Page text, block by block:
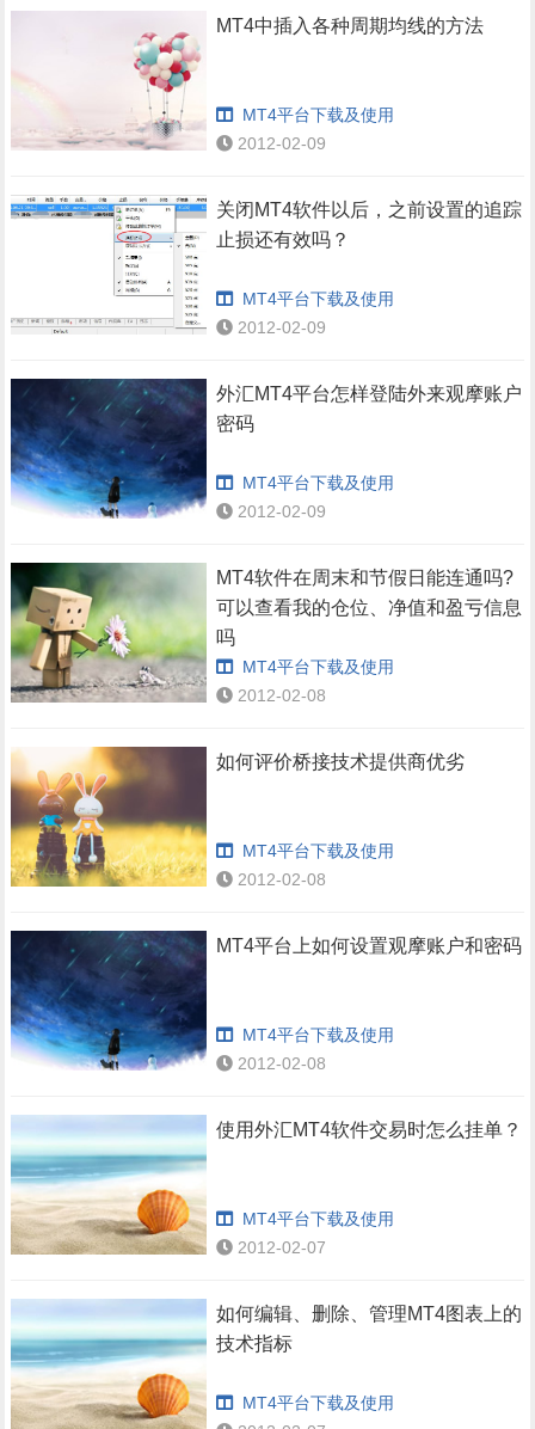
MT4中插入各种周期均线的方法
MT4平台下载及使用
2012-02-09
关闭MT4软件以后，之前设置的追踪
止损还有效吗？
MT4平台下载及使用
2012-02-09
外汇MT4平台怎样登陆外来观摩账户
密码
MT4平台下载及使用
2012-02-09
MT4软件在周末和节假日能连通吗?
可以查看我的仓位、净值和盈亏信息
吗
MT4平台下载及使用
2012-02-08
如何评价桥接技术提供商优劣
MT4平台下载及使用
2012-02-08
MT4平台上如何设置观摩账户和密码
MT4平台下载及使用
2012-02-08
使用外汇MT4软件交易时怎么挂单？
MT4平台下载及使用
2012-02-07
如何编辑、删除、管理MT4图表上的
技术指标
MT4平台下载及使用